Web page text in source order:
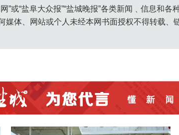
”或“盐阜大众报”“盐城晚报”各类新闻﹑信息和
媒体、网站或个人未经本网书面授权不得转载、